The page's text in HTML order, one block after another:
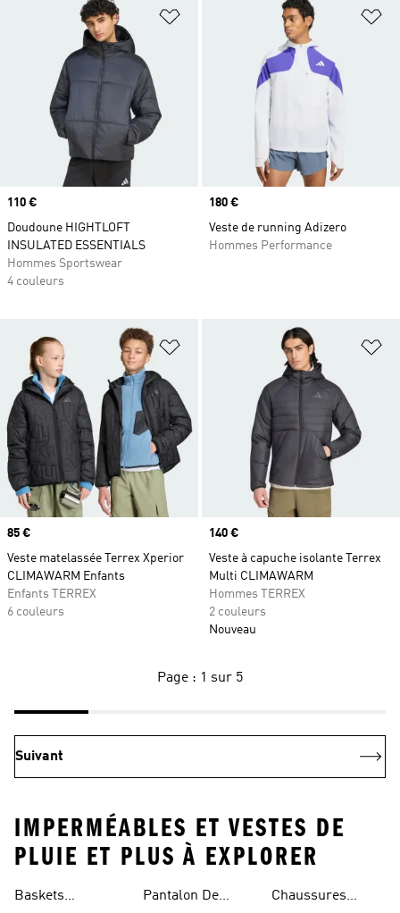
Ajouter à la Liste de produits
Prix
110 €
Doudoune HIGHTLOFT
INSULATED ESSENTIALS
Hommes Sportswear
4 couleurs
Prix
180 €
Veste de running Adizero
Hommes Performance
Ajouter à la Liste de produits
Prix
85 €
Veste matelassée Terrex Xperior
CLIMAWARM Enfants
Enfants TERREX
6 couleurs
Prix
140 €
Veste à capuche isolante Terrex
Multi CLIMAWARM
Hommes TERREX
2 couleurs
Nouveau
Page : 1 sur 5
Suivant
IMPERMÉABLES ET VESTES DE
PLUIE ET PLUS À EXPLORER
Baskets
Pantalon De
Chaussures